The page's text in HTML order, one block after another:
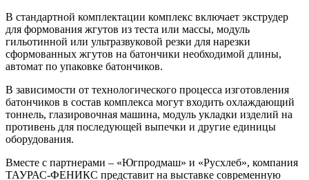
В стандартной комплектации комплекс включает экструдер
для формования жгутов из теста или массы, модуль
гильотинной или ультразвуковой резки для нарезки
сформованных жгутов на батончики необходимой длины,
автомат по упаковке батончиков.
В зависимости от технологического процесса изготовления
батончиков в состав комплекса могут входить охлаждающий
тоннель, глазировочная машина, модуль укладки изделий на
противень для последующей выпечки и другие единицы
оборудования.
Вместе с партнерами – «Югпродмаш» и «Русхлеб», компания
ТАУРАС-ФЕНИКС представит на выставке современную